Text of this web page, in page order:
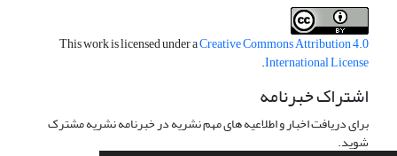
This work is licensed under aCreative Commons Attribution 4.0
International License
.
اشتراک خبرنامه
برای دریافت اخبار و اطلاعیه های مهم نشریه در خبرنامه نشریه مشترک
شوید.